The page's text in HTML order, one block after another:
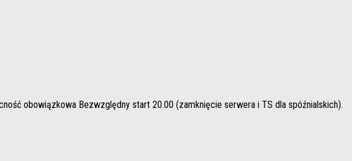
obowiązkowa Bezwzględny start 20.00 (zamknięcie serwera i TS dla spóźnialskich).